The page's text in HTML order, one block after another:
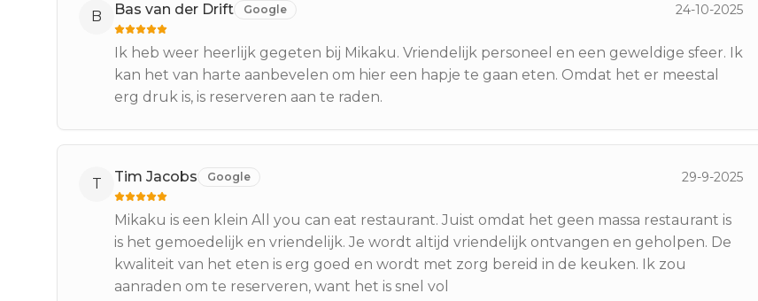
B Bas van der Drift Google 24-10-2025
Ik heb weer heerlijk gegeten bij Mikaku. Vriendelijk personeel en een geweldige sfeer. Ik
kan het van harte aanbevelen om hier een hapje te gaan eten. Omdat het er meestal
erg druk is, is reserveren aan te raden.
T Tim Jacobs Google 29-9-2025
Mikaku is een klein All you can eat restaurant. Juist omdat het geen massa restaurant is
is het gemoedelijk en vriendelijk. Je wordt altijd vriendelijk ontvangen en geholpen. De
kwaliteit van het eten is erg goed en wordt met zorg bereid in de keuken. Ik zou
aanraden om te reserveren, want het is snel vol